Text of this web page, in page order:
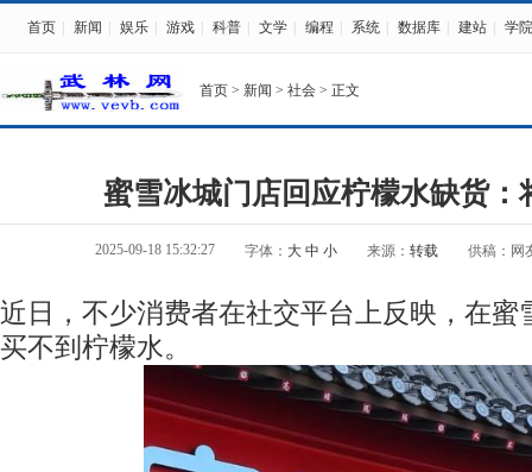
首页 新闻 娱乐 游戏 科普 文学 编程 系统 数据库 建站 学院
首页 > 新闻 > 社会 > 正文
蜜雪冰城门店回应柠檬水缺货：
2025-09-18 15:32:27 字体： 大 中 小 来源： 转载 供稿：网
近日，不少消费者在社交平台上反映，在蜜
买不到柠檬水。